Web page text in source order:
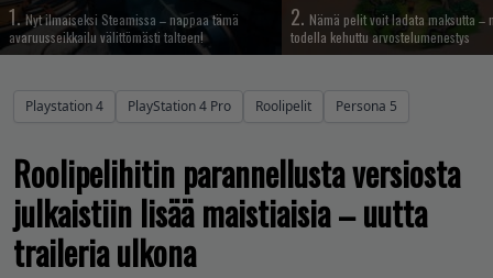
1. Nyt ilmaiseksi Steamissa – nappaa tämä
avaruusseikkailu välittömästi talteen!
2. Nämä pelit voit ladata maksutta –
todella kehuttu arvostelumenestys
Playstation 4 PlayStation 4 Pro Roolipelit Persona 5
Roolipelihitin parannellusta versiosta
julkaistiin lisää maistiaisia – uutta
traileria ulkona